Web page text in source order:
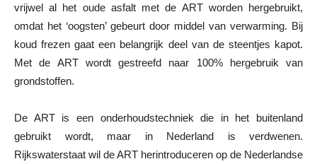
vrijwel al het oude asfalt met de ART worden hergebruikt,
omdat het ‘oogsten’ gebeurt door middel van verwarming. Bij
koud frezen gaat een belangrijk deel van de steentjes kapot.
Met de ART wordt gestreefd naar 100% hergebruik van
grondstoffen.
De ART is een onderhoudstechniek die in het buitenland
gebruikt wordt, maar in Nederland is verdwenen.
Rijkswaterstaat wil de ART herintroduceren op de Nederlandse